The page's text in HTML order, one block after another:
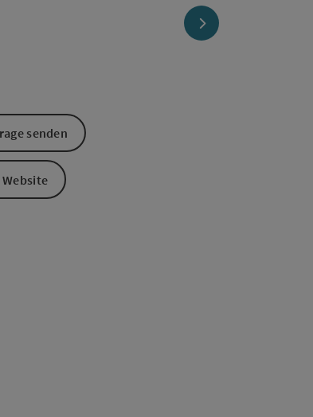
nächstes Element
senden
Website